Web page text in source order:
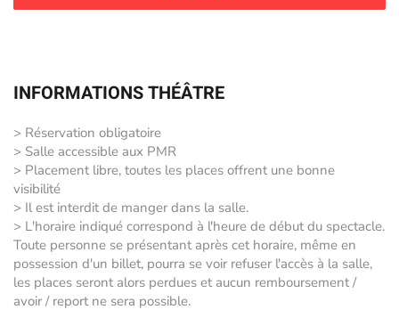
INFORMATIONS THÉÂTRE
> Réservation obligatoire
> Salle accessible aux PMR
> Placement libre, toutes les places offrent une bonne
visibilité
> Il est interdit de manger dans la salle.
> L'horaire indiqué correspond à l'heure de début du spectacle.
Toute personne se présentant après cet horaire, même en
possession d'un billet, pourra se voir refuser l'accès à la salle,
les places seront alors perdues et aucun remboursement /
avoir / report ne sera possible.